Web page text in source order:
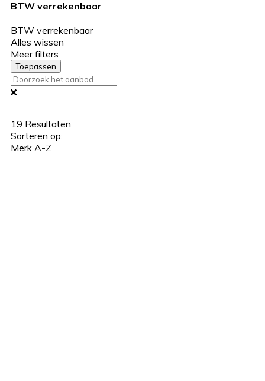
BTW verrekenbaar
BTW verrekenbaar
Alles wissen
Meer filters
Toepassen
19 Resultaten
Sorteren op:
Merk A-Z